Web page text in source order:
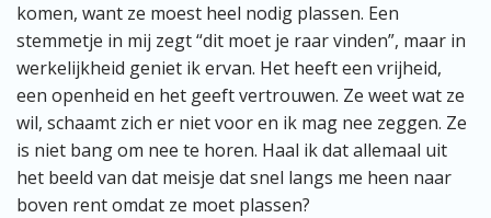
komen, want ze moest heel nodig plassen. Een
stemmetje in mij zegt “dit moet je raar vinden”, maar in
werkelijkheid geniet ik ervan. Het heeft een vrijheid,
een openheid en het geeft vertrouwen. Ze weet wat ze
wil, schaamt zich er niet voor en ik mag nee zeggen. Ze
is niet bang om nee te horen. Haal ik dat allemaal uit
het beeld van dat meisje dat snel langs me heen naar
boven rent omdat ze moet plassen?